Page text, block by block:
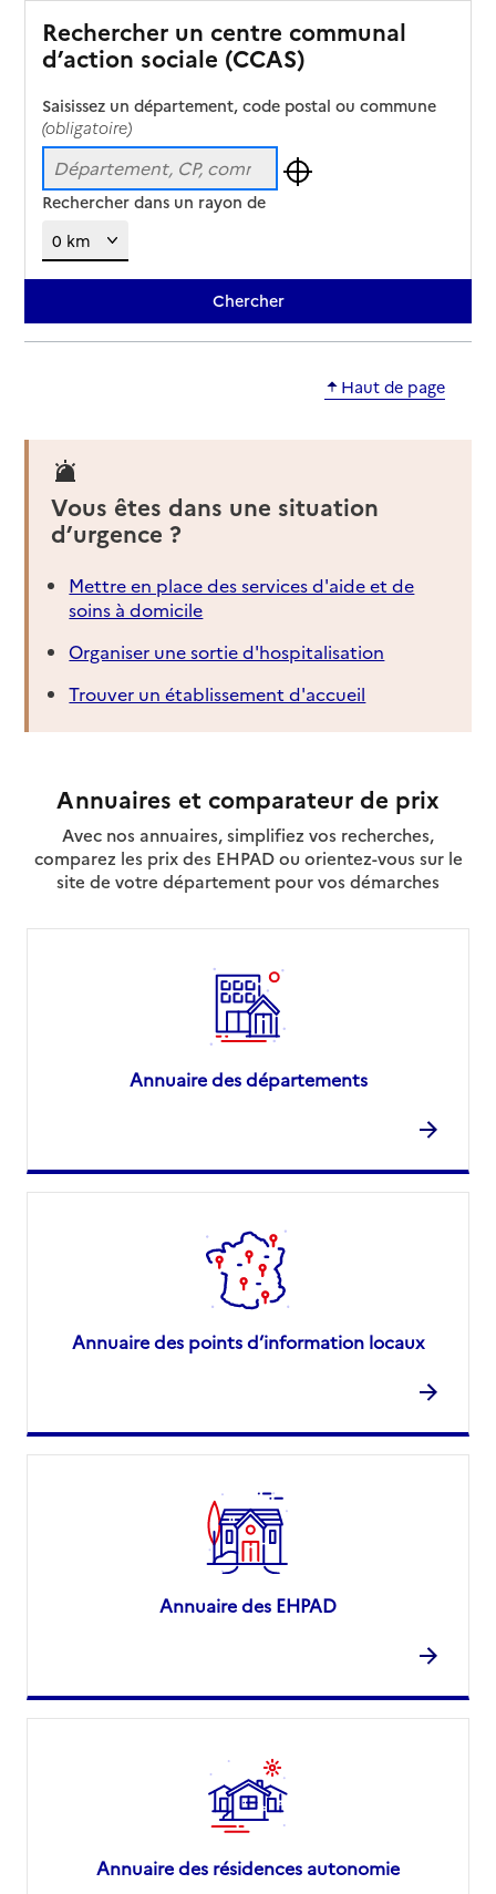
Rechercher un centre communal
d’action sociale (CCAS)
Saisissez un département, code postal ou commune
(obligatoire)
Rechercher dans un rayon de
Haut de page
Vous êtes dans une situation
d’urgence ?
Mettre en place des services d'aide et de
soins à domicile
Organiser une sortie d'hospitalisation
Trouver un établissement d'accueil
Annuaires et comparateur de prix
Avec nos annuaires, simplifiez vos recherches,
comparez les prix des EHPAD ou orientez-vous sur le
site de votre département pour vos démarches
Annuaire des départements
Annuaire des points d’information locaux
Annuaire des EHPAD
Annuaire des résidences autonomie